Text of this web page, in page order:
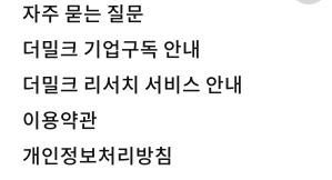
자주 묻는 질문
더밀크 기업구독 안내
더밀크 리서치 서비스 안내
이용약관
개인정보처리방침